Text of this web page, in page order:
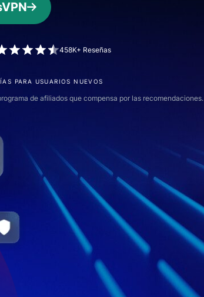
en
458K+ Reseñas
PARA USUARIOS NUEVOS
de afiliados que compensa por las recomendaciones.